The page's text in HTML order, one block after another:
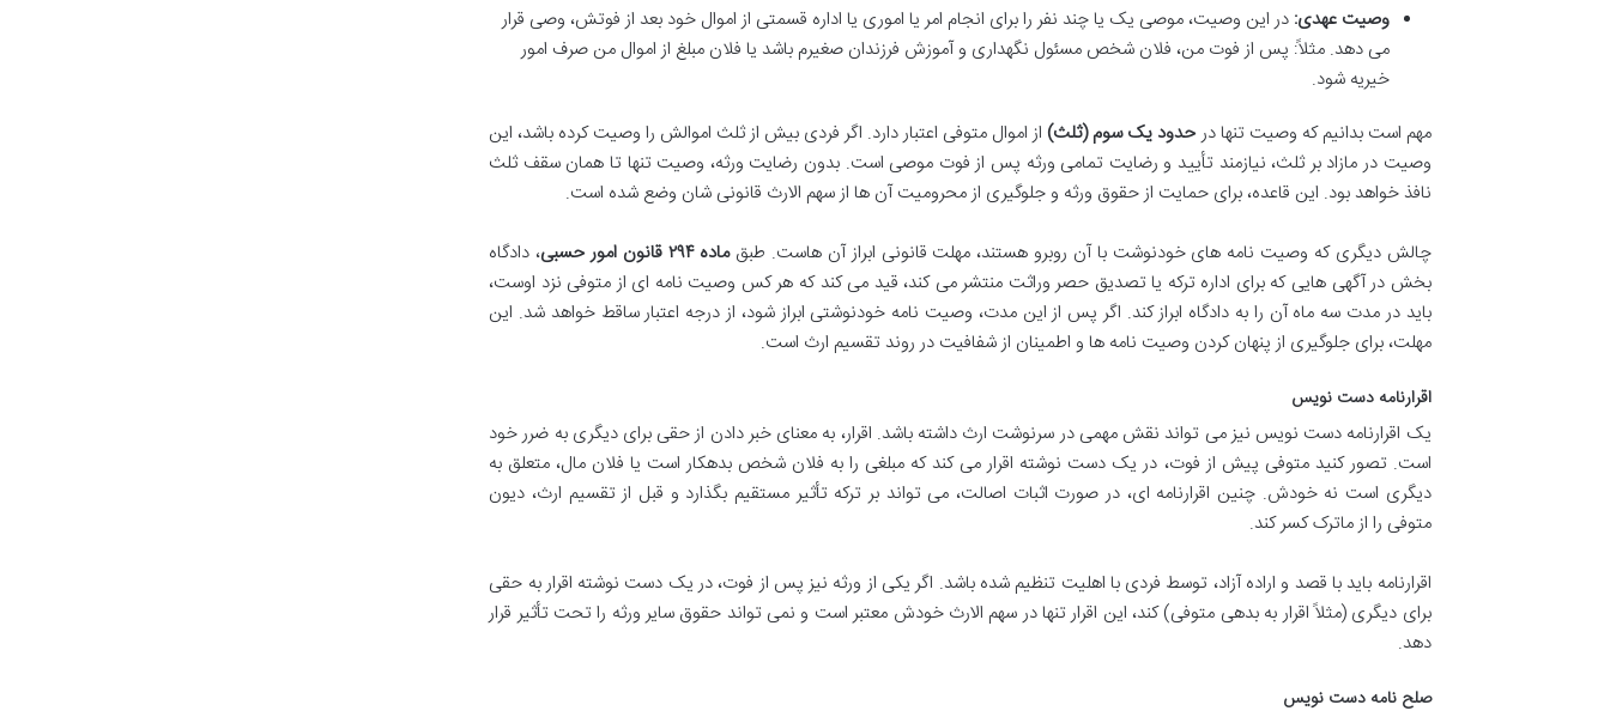
وصیت عهدی: در این وصیت، موصی یک یا چند نفر را برای انجام امر یا اموری یا اداره قسمتی از اموال خود بعد از فوتش، وصی قرار
می دهد. مثلاً: پس از فوت من، فلان شخص مسئول نگهداری و آموزش فرزندان صغیرم باشد یا فلان مبلغ از اموال من صرف امور
خیریه شود.
مهم است بدانیم که وصیت تنها درحدود یک سوم (ثلث)از اموال متوفی اعتبار دارد. اگر فردی بیش از ثلث اموالش را وصیت کرده باشد، این
وصیت در مازاد بر ثلث، نیازمند تأیید و رضایت تمامی ورثه پس از فوت موصی است. بدون رضایت ورثه، وصیت تنها تا همان سقف ثلث
نافذ خواهد بود. این قاعده، برای حمایت از حقوق ورثه و جلوگیری از محرومیت آن ها از سهم الارث قانونی شان وضع شده است.
چالش دیگری که وصیت نامه های خودنوشت با آن روبرو هستند، مهلت قانونی ابراز آن هاست. طبقماده ۲۹۴ قانون امور حسبی
، دادگاه
بخش در آگهی هایی که برای اداره ترکه یا تصدیق حصر وراثت منتشر می کند، قید می کند که هر کس وصیت نامه ای از متوفی نزد اوست،
باید در مدت سه ماه آن را به دادگاه ابراز کند. اگر پس از این مدت، وصیت نامه خودنوشتی ابراز شود، از درجه اعتبار ساقط خواهد شد. این
مهلت، برای جلوگیری از پنهان کردن وصیت نامه ها و اطمینان از شفافیت در روند تقسیم ارث است.
اقرارنامه دست نویس
یک اقرارنامه دست نویس نیز می تواند نقش مهمی در سرنوشت ارث داشته باشد. اقرار، به معنای خبر دادن از حقی برای دیگری به ضرر خود
است. تصور کنید متوفی پیش از فوت، در یک دست نوشته اقرار می کند که مبلغی را به فلان شخص بدهکار است یا فلان مال، متعلق به
دیگری است نه خودش. چنین اقرارنامه ای، در صورت اثبات اصالت، می تواند بر ترکه تأثیر مستقیم بگذارد و قبل از تقسیم ارث، دیون
متوفی را از ماترک کسر کند.
اقرارنامه باید با قصد و اراده آزاد، توسط فردی با اهلیت تنظیم شده باشد. اگر یکی از ورثه نیز پس از فوت، در یک دست نوشته اقرار به حقی
برای دیگری (مثلاً اقرار به بدهی متوفی) کند، این اقرار تنها در سهم الارث خودش معتبر است و نمی تواند حقوق سایر ورثه را تحت تأثیر قرار
دهد.
صلح نامه دست نویس